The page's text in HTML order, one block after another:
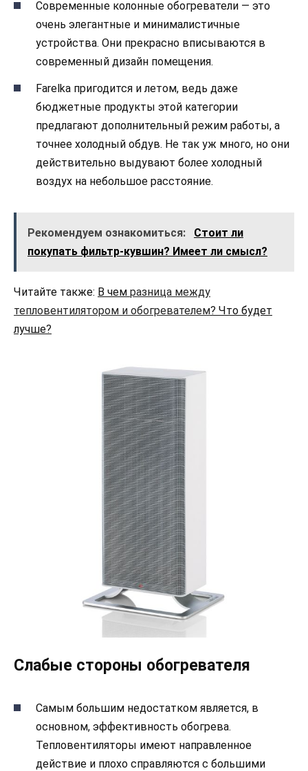
Современные колонные обогреватели — это
очень элегантные и минималистичные
устройства. Они прекрасно вписываются в
современный дизайн помещения.
Farelka пригодится и летом, ведь даже
бюджетные продукты этой категории
предлагают дополнительный режим работы, а
точнее холодный обдув. Не так уж много, но они
действительно выдувают более холодный
воздух на небольшое расстояние.
Рекомендуем ознакомиться:
Стоит ли
покупать фильтр-кувшин? Имеет ли смысл?
Читайте также: В чем разница между
тепловентилятором и обогревателем? Что будет
лучше?
Слабые стороны обогревателя
Самым большим недостатком является, в
основном, эффективность обогрева.
Тепловентиляторы имеют направленное
действие и плохо справляются с большими